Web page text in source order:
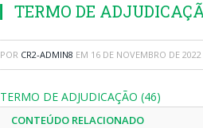
TERMO DE
POR CR2-ADMIN8 EM 16 DE NOVEMBRO DE 2022
TERMO DE ADJUDICAÇÃO (46)
CONTEÚDO RELACIONADO